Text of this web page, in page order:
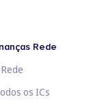
Rede
os ICs